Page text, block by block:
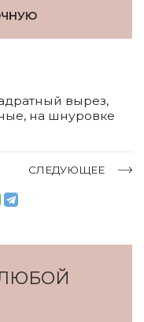
вырез,
, на шнуровке
СЛЕДУЮЩЕЕ